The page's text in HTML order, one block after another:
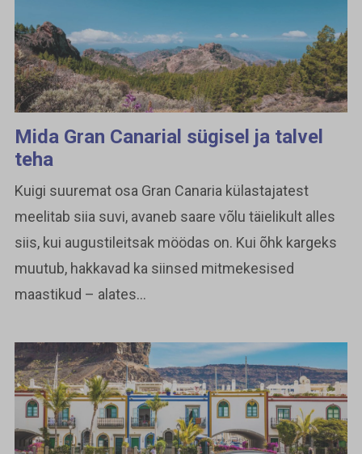
Mida Gran Canarial sügisel ja talvel
teha
Kuigi suuremat osa Gran Canaria külastajatest
meelitab siia suvi, avaneb saare võlu täielikult alles
siis, kui augustileitsak möödas on. Kui õhk kargeks
muutub, hakkavad ka siinsed mitmekesised
maastikud – alates...